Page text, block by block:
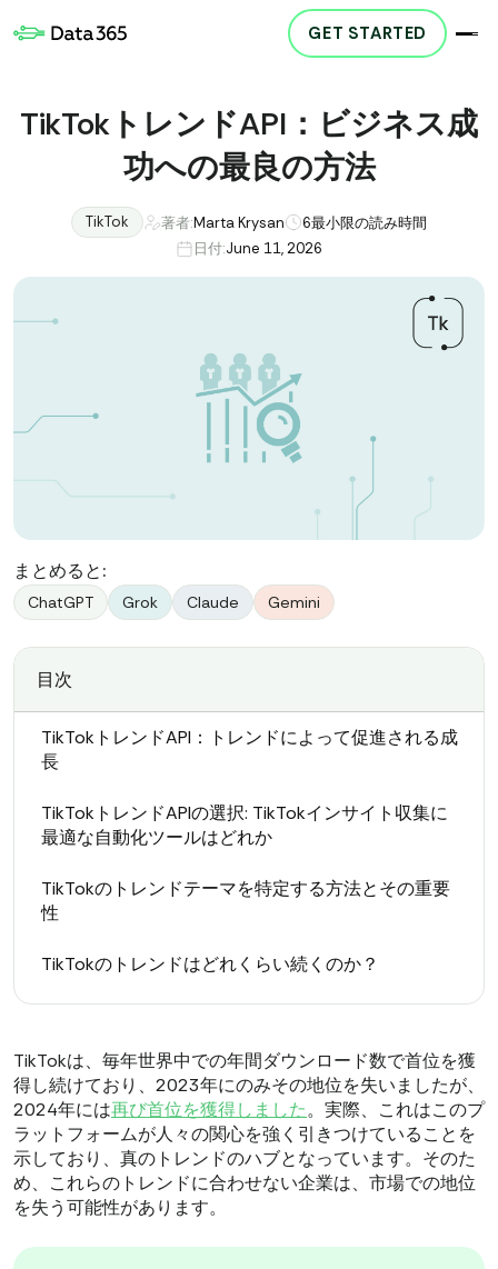
GET STARTED
TikTokトレンドAPI：ビジネス成
功への最良の方法
TikTok 著者:Marta Krysan 6最小限の読み時間
日付:June 11, 2026
まとめると:
ChatGPT Grok Claude Gemini
目次
TikTokトレンドAPI：トレンドによって促進される成
長
TikTokトレンドAPIの選択: TikTokインサイト収集に
最適な自動化ツールはどれか
TikTokのトレンドテーマを特定する方法とその重要
性
TikTokのトレンドはどれくらい続くのか？
TikTokは、毎年世界中での年間ダウンロード数で首位を獲
得し続けており、2023年にのみその地位を失いましたが、
2024年には再び首位を獲得しました。実際、これはこのプ
ラットフォームが人々の関心を強く引きつけていることを
示しており、真のトレンドのハブとなっています。そのた
め、これらのトレンドに合わせない企業は、市場での地位
を失う可能性があります。